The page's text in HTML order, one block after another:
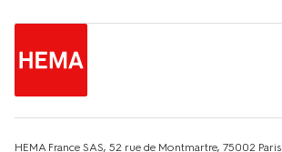
HEMA France SAS, 52 rue de Montmartre, 75002 Paris